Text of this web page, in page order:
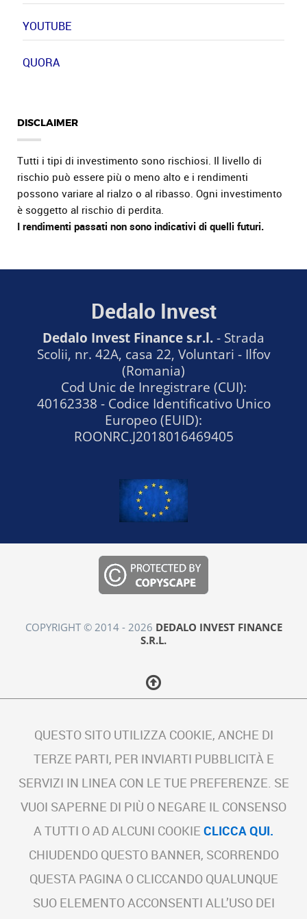
YOUTUBE
QUORA
DISCLAIMER
Tutti i tipi di investimento sono rischiosi. Il livello di
rischio può essere più o meno alto e i rendimenti
possono variare al rialzo o al ribasso. Ogni investimento
è soggetto al rischio di perdita.
I rendimenti passati non sono indicativi di quelli futuri.
Dedalo Invest
Dedalo Invest Finance s.r.l.- Strada
Scolii, nr. 42A, casa 22, Voluntari - Ilfov
(Romania)
Cod Unic de Inregistrare (CUI):
40162338 - Codice Identificativo Unico
Europeo (EUID):
ROONRC.J2018016469405
COPYRIGHT © 2014 - 2026 DEDALO INVEST FINANCE
S.R.L.
QUESTO SITO UTILIZZA COOKIE, ANCHE DI
TERZE PARTI, PER INVIARTI PUBBLICITÀ E
SERVIZI IN LINEA CON LE TUE PREFERENZE. SE
VUOI SAPERNE DI PIÙ O NEGARE IL CONSENSO
A TUTTI O AD ALCUNI COOKIE CLICCA QUI.
CHIUDENDO QUESTO BANNER, SCORRENDO
QUESTA PAGINA O CLICCANDO QUALUNQUE
SUO ELEMENTO ACCONSENTI ALL’USO DEI